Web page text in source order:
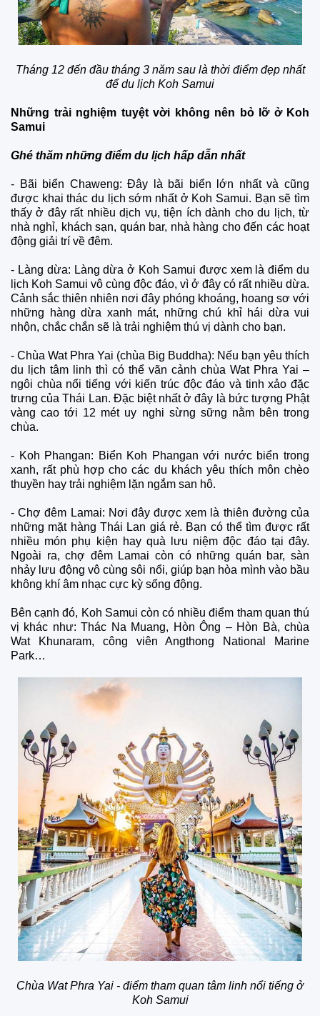
Tháng 12 đến đầu tháng 3 năm sau là thời điểm đẹp nhất
để du lịch Koh Samui
Những trải nghiệm tuyệt vời không nên bỏ lỡ ở Koh
Samui
Ghé thăm những điểm du lịch hấp dẫn nhất
- Bãi biển Chaweng: Đây là bãi biển lớn nhất và cũng
được khai thác du lịch sớm nhất ở Koh Samui. Bạn sẽ tìm
thấy ở đây rất nhiều dịch vụ, tiện ích dành cho du lịch, từ
nhà nghỉ, khách sạn, quán bar, nhà hàng cho đến các hoạt
động giải trí về đêm.
- Làng dừa: Làng dừa ở Koh Samui được xem là điểm du
lịch Koh Samui vô cùng độc đáo, vì ở đây có rất nhiều dừa.
Cảnh sắc thiên nhiên nơi đây phóng khoáng, hoang sơ với
những hàng dừa xanh mát, những chú khỉ hái dừa vui
nhộn, chắc chắn sẽ là trải nghiệm thú vị dành cho bạn.
- Chùa Wat Phra Yai (chùa Big Buddha): Nếu bạn yêu thích
du lịch tâm linh thì có thể vãn cảnh chùa Wat Phra Yai –
ngôi chùa nổi tiếng với kiến trúc độc đáo và tinh xảo đặc
trưng của Thái Lan. Đặc biệt nhất ở đây là bức tượng Phật
vàng cao tới 12 mét uy nghi sừng sững nằm bên trong
chùa.
- Koh Phangan: Biển Koh Phangan với nước biển trong
xanh, rất phù hợp cho các du khách yêu thích môn chèo
thuyền hay trải nghiệm lặn ngắm san hô.
- Chợ đêm Lamai: Nơi đây được xem là thiên đường của
những mặt hàng Thái Lan giá rẻ. Bạn có thể tìm được rất
nhiều món phụ kiện hay quà lưu niệm độc đáo tại đây.
Ngoài ra, chợ đêm Lamai còn có những quán bar, sàn
nhảy lưu động vô cùng sôi nổi, giúp bạn hòa mình vào bầu
không khí âm nhạc cực kỳ sống động.
Bên cạnh đó, Koh Samui còn có nhiều điểm tham quan thú
vị khác như: Thác Na Muang, Hòn Ông – Hòn Bà, chùa
Wat Khunaram, công viên Angthong National Marine
Park…
Chùa Wat Phra Yai - điểm tham quan tâm linh nổi tiếng ở
Koh Samui